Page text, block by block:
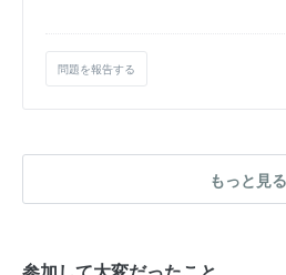
問題を報告する
もっと見る